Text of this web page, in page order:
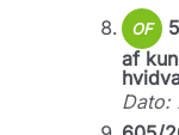
OF
af
Dato: